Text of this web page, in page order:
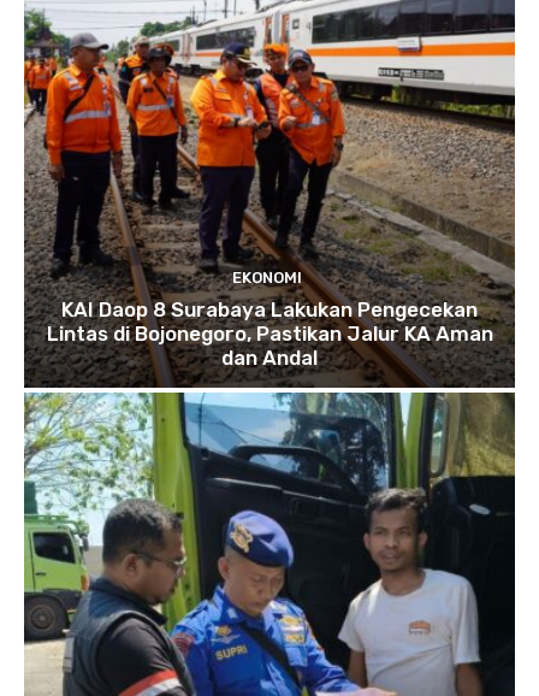
EKONOMI
KAI Daop 8 Surabaya Lakukan Pengecekan
Lintas di Bojonegoro, Pastikan Jalur KA Aman
dan Andal